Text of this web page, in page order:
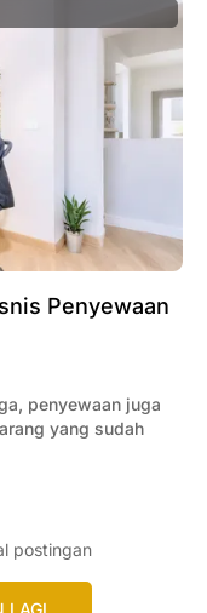
Penyewaan
penyewaan juga
yang sudah
postingan
LAGI